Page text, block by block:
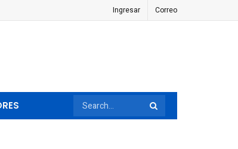
Ingresar Correo